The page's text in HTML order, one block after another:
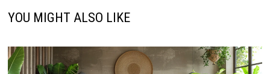
YOU MIGHT ALSO LIKE